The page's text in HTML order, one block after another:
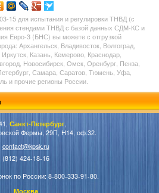
15 для испытания и регулировки ТНВД (с
стендами ТНВД с базой данных СДМ-КС и
Евро-3 (БНС) вы можете с отгрузкой
Архангельск, Владивосток, Волгоград,
Казань, Кемерово, Краснодар,
Новосибирск, Омск, Оренбург, Пенза,
Самара, Саратов, Тюмень, Уфа,
и прочие регионы России.
Санкт-Петербург,
Фермы, 29П, Н14, оф.32.
contact@kpsk.ru
(812) 424-18-16
по России: 8-800-333-91-80.
Москва